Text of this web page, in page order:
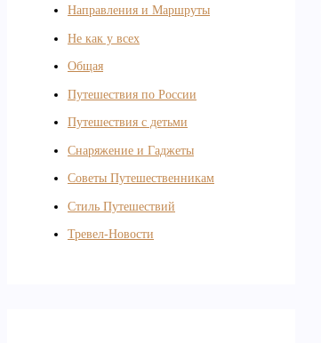
Направления и Маршруты
Не как у всех
Общая
Путешествия по России
Путешествия с детьми
Снаряжение и Гаджеты
Советы Путешественникам
Стиль Путешествий
Тревел-Новости